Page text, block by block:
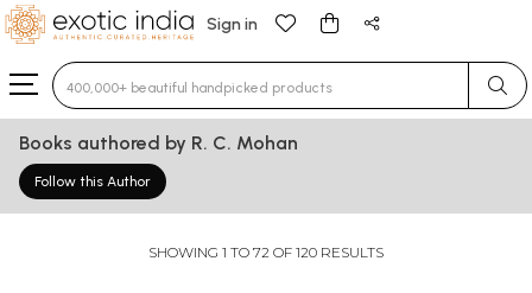
Sign in
Type 3 or more characters for results.
Books authored by R. C. Mohan
Follow this Author
SHOWING 1 TO 72 OF 120 RESULTS